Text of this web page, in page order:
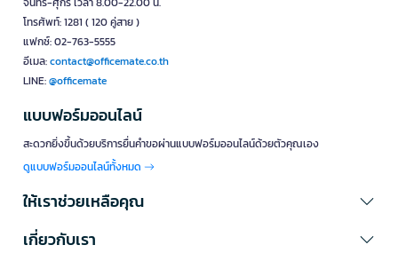
โทรศัพท์: 1281 ( 120 คู่สาย )
แฟกซ์: 02-763-5555
อีเมล:contact@officemate.co.th
LINE:@officemate
แบบฟอร์มออนไลน์
สะดวกยิ่งขึ้นด้วยบริการยื่นคำขอผ่านแบบฟอร์มออนไลน์ด้วยตัวคุณเอง
ดูแบบฟอร์มออนไลน์ทั้งหมด
ให้เราช่วยเหลือคุณ
เกี่ยวกับเรา